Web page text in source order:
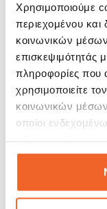
Χρησιμοποιούμε
περιεχομένου και
κοινωνικών
επισκεψιμότητάς
πληροφορίες που
χρησιμοποιείτε
κοινωνικών
οποίοι
έχουν συλλέξει
των υπηρεσιών
-20%